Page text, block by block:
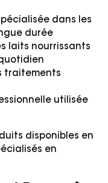
dans les
durée
laits nourrissants
traitements
utilisée
disponibles en
en